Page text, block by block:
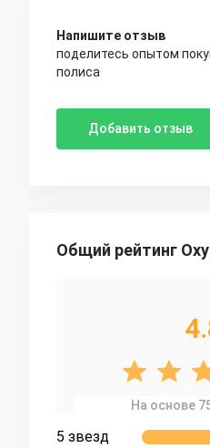
Напишите отзыв
поделитесь опытом
полиса
Добавить отзыв
Общий рейтинг
На основе
5 звезд